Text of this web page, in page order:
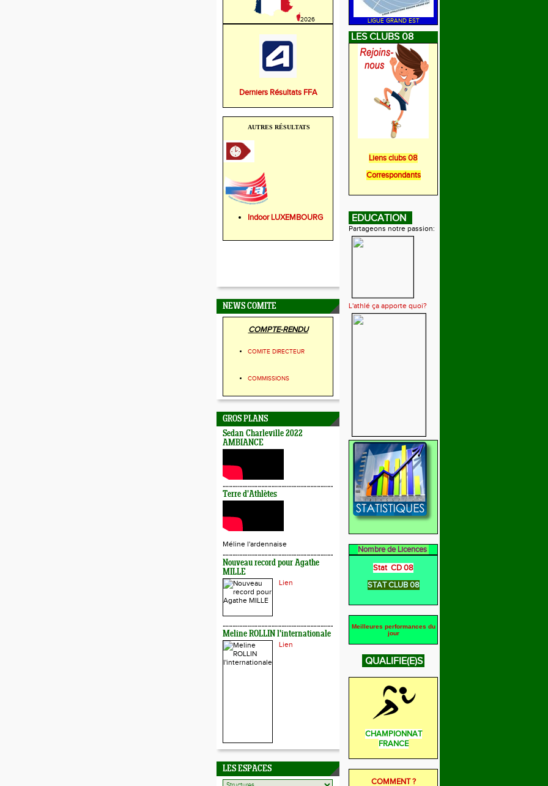
2026
Derniers Résultats FFA
AUTRES RÉSULTATS
Indoor LUXEMBOURG
NEWS COMITE
COMPTE-RENDU
COMITE DIRECTEUR
COMMISSIONS
GROS PLANS
Sedan Charleville 2022
AMBIANCE
Terre d'Athlètes
Méline l'ardennaise
Nouveau record pour Agathe
MILLE
Lien
Meline ROLLIN l'internationale
Lien
LES ESPACES
LIGUE GRAND EST
LES CLUBS 08
Liens clubs 08
Correspondants
EDUCATION
Partageons notre passion:
L'athlé ça apporte quoi?
Nombre de Licences
Stat CD 08
STAT CLUB 08
Meilleures performances du
jour
QUALIFIE(E)S
CHAMPIONNAT
FRANCE
COMMENT ?